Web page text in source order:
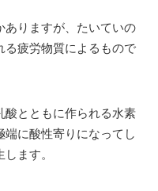
ありますが、たいていの
る疲労物質によるもので
酸とともに作られる水素
に酸性寄りになってし
ます。